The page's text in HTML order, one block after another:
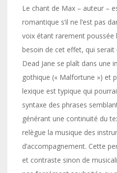
Le chant de Max – auteur –
romantique s’il ne l’est pas
voix étant rarement poussée
besoin de cet effet, qui serait
Dead Jane se plaît dans une
gothique (« Malfortune ») et
lexique est typique qui
syntaxe des phrases
générant une continuité du
relègue la musique des
d’accompagnement. Cette
et contraste sinon de